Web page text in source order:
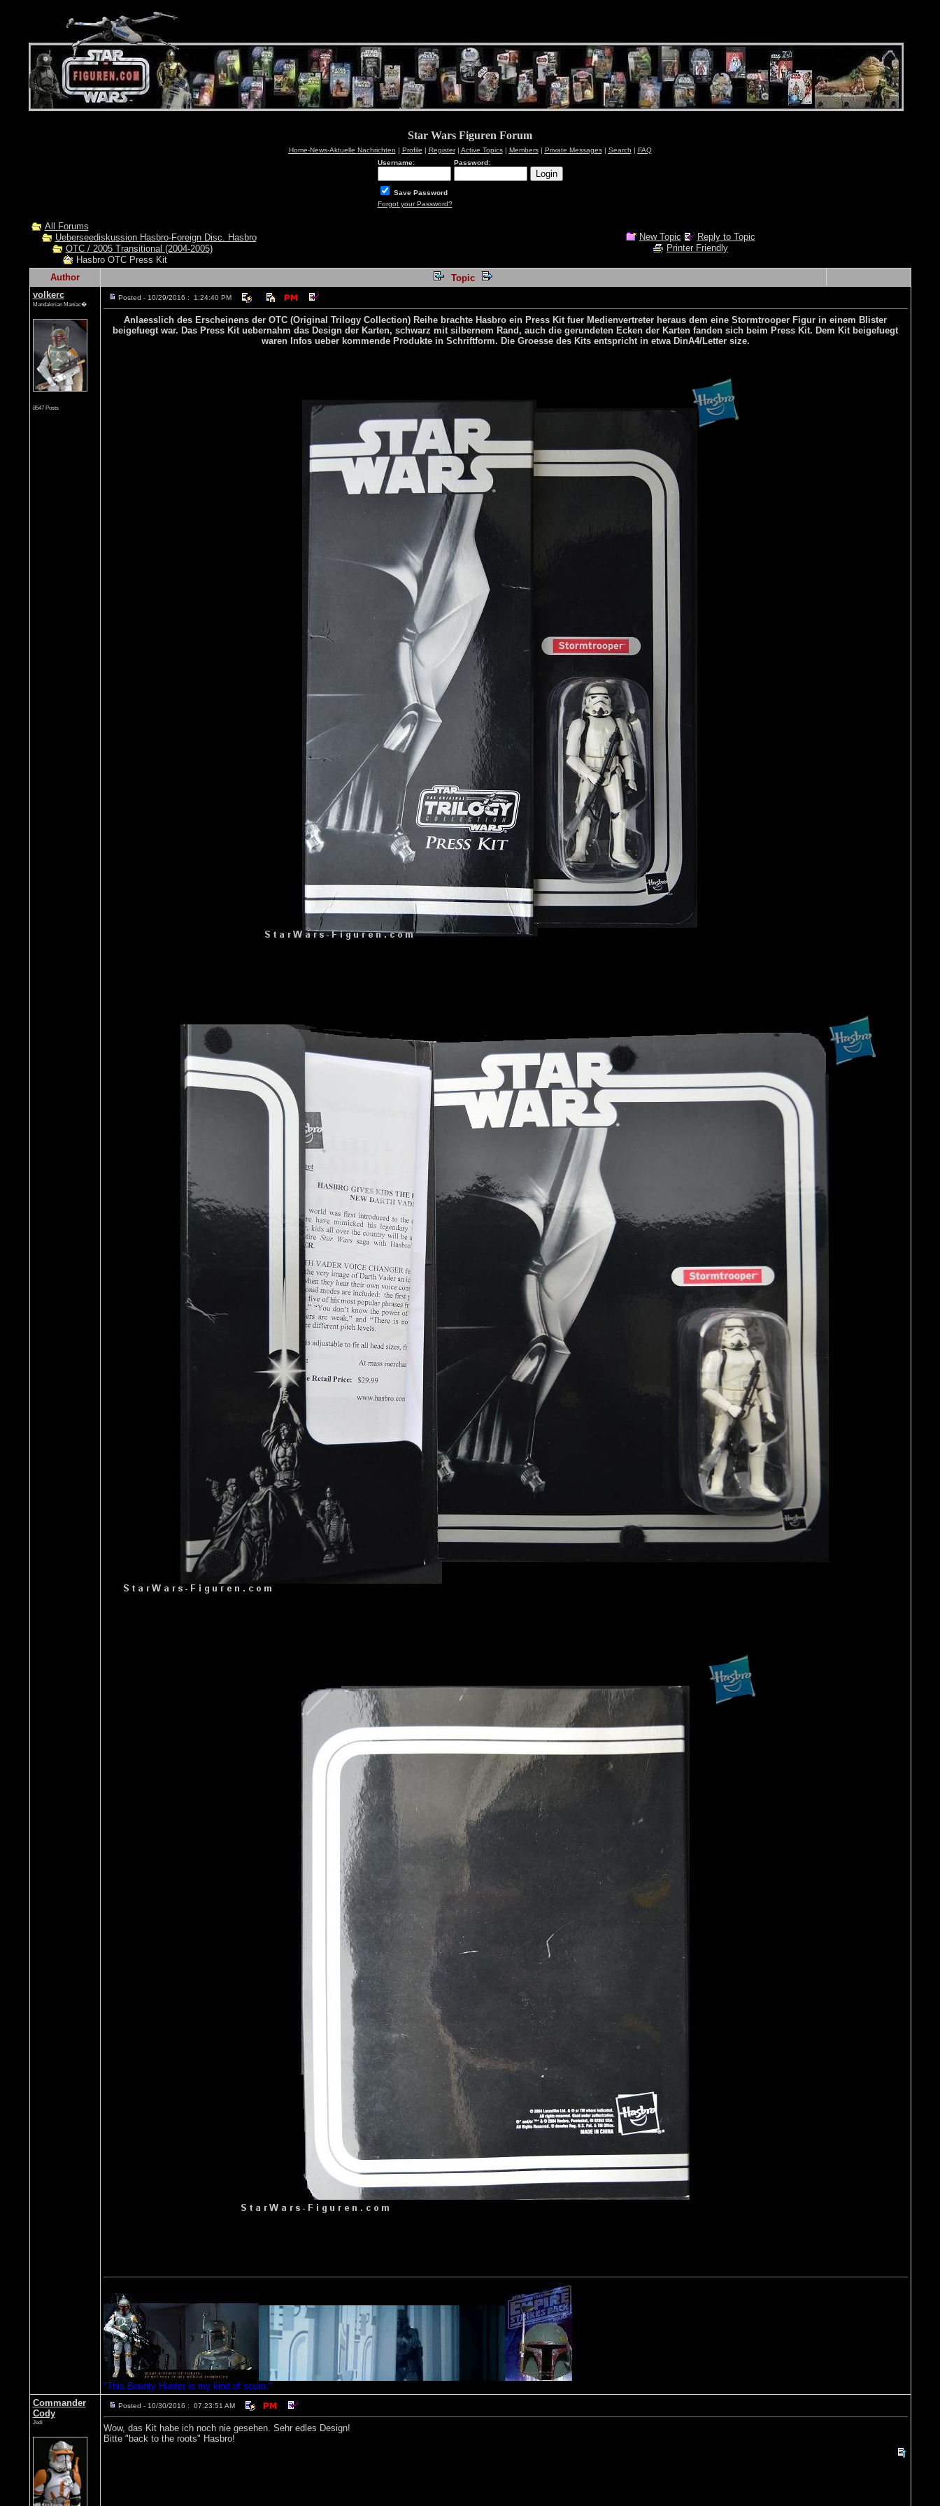
Star Wars Figuren Forum
Home-News-Aktuelle Nachrichten | Profile | Register| Active Topics| Members| Private Messages| Search | FAQ
Username:
Password:
Save Password
Forgot your Password?
All Forums
Ueberseediskussion Hasbro-Foreign Disc. Hasbro
OTC / 2005 Transitional (2004-2005)
Hasbro OTC Press Kit
New Topic
Reply to Topic
Printer Friendly
Author
Topic
volkerc
Mandalorian Maniac�
8547 Posts
Posted - 10/29/2016 : 1:24:40 PM
Anlaesslich des Erscheinens der OTC (Original Trilogy Collection) Reihe brachte Hasbro ein Press Kit fuer Medienvertreter heraus dem eine Stormtrooper Figur in einem Blister
beigefuegt war. Das Press Kit uebernahm das Design der Karten, schwarz mit silbernem Rand, auch die gerundeten Ecken der Karten fanden sich beim Press Kit. Dem Kit beigefuegt
waren Infos ueber kommende Produkte in Schriftform. Die Groesse des Kits entspricht in etwa DinA4/Letter size.
"This Bounty Hunter is my kind of scum."
Commander
Cody
Jedi
Posted - 10/30/2016 : 07:23:51 AM
Wow, das Kit habe ich noch nie gesehen. Sehr edles Design!
Bitte "back to the roots" Hasbro!